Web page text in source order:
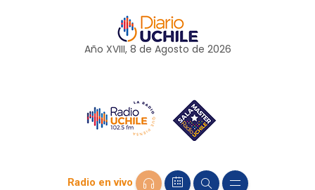
Año XVIII, 8 de Agosto de 2026
Radio en vivo